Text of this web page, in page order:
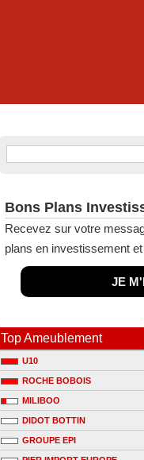
Bons Plans
Recevez sur votre
plans en investissement
JE
Top Ameublement
U10
ROCHE BOBOIS
MILIBOO
DIDOT BOTTIN
GROUPE EPI